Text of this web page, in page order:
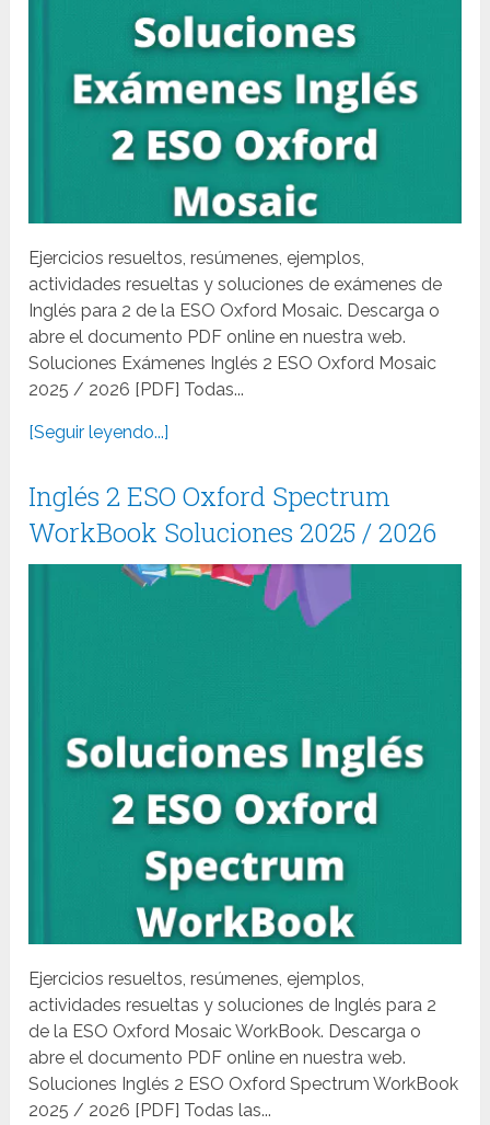
Ejercicios resueltos, resúmenes, ejemplos,
actividades resueltas y soluciones de exámenes de
Inglés para 2 de la ESO Oxford Mosaic. Descarga o
abre el documento PDF online en nuestra web.
Soluciones Exámenes Inglés 2 ESO Oxford Mosaic
2025 / 2026 [PDF] Todas...
[Seguir leyendo...]
Inglés 2 ESO Oxford Spectrum
WorkBook Soluciones 2025 / 2026
Ejercicios resueltos, resúmenes, ejemplos,
actividades resueltas y soluciones de Inglés para 2
de la ESO Oxford Mosaic WorkBook. Descarga o
abre el documento PDF online en nuestra web.
Soluciones Inglés 2 ESO Oxford Spectrum WorkBook
2025 / 2026 [PDF] Todas las...